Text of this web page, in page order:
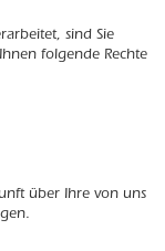
sind Sie
folgende Rechte
über Ihre von uns